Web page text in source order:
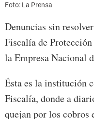
Foto: La Prensa
Denuncias sin
Fiscalía de
la Empresa Nacional
Ésta es la institución
Fiscalía, donde a
quejan por los cobros